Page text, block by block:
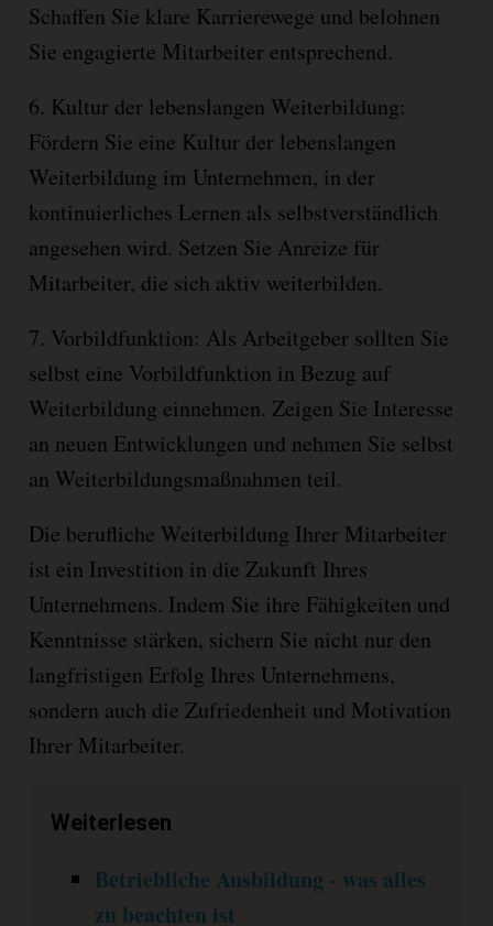
Schaffen Sie klare Karrierewege und belohnen
Sie engagierte Mitarbeiter entsprechend.
6. Kultur der lebenslangen Weiterbildung:
Fördern Sie eine Kultur der lebenslangen
Weiterbildung im Unternehmen, in der
kontinuierliches Lernen als selbstverständlich
angesehen wird. Setzen Sie Anreize für
Mitarbeiter, die sich aktiv weiterbilden.
7. Vorbildfunktion: Als Arbeitgeber sollten Sie
selbst eine Vorbildfunktion in Bezug auf
Weiterbildung einnehmen. Zeigen Sie Interesse
an neuen Entwicklungen und nehmen Sie selbst
an Weiterbildungsmaßnahmen teil.
Die berufliche Weiterbildung Ihrer Mitarbeiter
ist ein Investition in die Zukunft Ihres
Unternehmens. Indem Sie ihre Fähigkeiten und
Kenntnisse stärken, sichern Sie nicht nur den
langfristigen Erfolg Ihres Unternehmens,
sondern auch die Zufriedenheit und Motivation
Ihrer Mitarbeiter.
Weiterlesen
Betriebliche Ausbildung - was alles
zu beachten ist